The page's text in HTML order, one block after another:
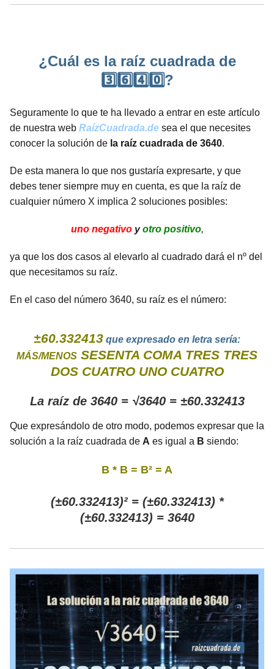
¿Cuál es la raíz cuadrada de
3️⃣6️⃣4️⃣0️⃣?
Seguramente lo que te ha llevado a entrar en este artículo
de nuestra web RaízCuadrada.de sea el que necesites
conocer la solución de la raíz cuadrada de 3640.
De esta manera lo que nos gustaría expresarte, y que
debes tener siempre muy en cuenta, es que la raíz de
cualquier número X implica 2 soluciones posibles:
uno negativoyotro positivo,
ya que los dos casos al elevarlo al cuadrado dará el nº del
que necesitamos su raíz.
En el caso del número 3640, su raíz es el número:
±60.332413 que expresado en letra sería:
MÁS/MENOS SESENTA COMA TRES TRES
DOS CUATRO UNO CUATRO
La raíz de 3640 = √3640 = ±60.332413
Que expresándolo de otro modo, podemos expresar que la
solución a la raíz cuadrada de A es igual a B siendo:
B * B = B² = A
(±60.332413)² = (±60.332413) *
(±60.332413) = 3640